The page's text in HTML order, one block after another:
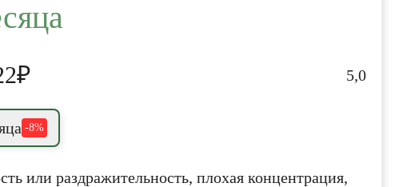
5,0
-8%
или раздражительность, плохая концентрация,